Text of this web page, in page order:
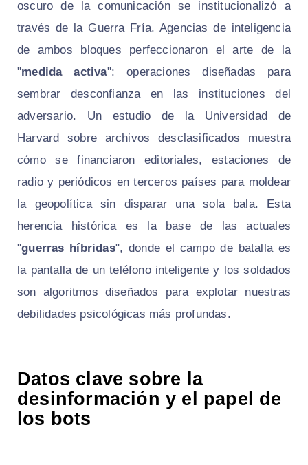
oscuro de la comunicación se institucionalizó a
través de la Guerra Fría. Agencias de inteligencia
de ambos bloques perfeccionaron el arte de la
"medida activa": operaciones diseñadas para
sembrar desconfianza en las instituciones del
adversario. Un estudio de la Universidad de
Harvard sobre archivos desclasificados muestra
cómo se financiaron editoriales, estaciones de
radio y periódicos en terceros países para moldear
la geopolítica sin disparar una sola bala. Esta
herencia histórica es la base de las actuales
"guerras híbridas", donde el campo de batalla es
la pantalla de un teléfono inteligente y los soldados
son algoritmos diseñados para explotar nuestras
debilidades psicológicas más profundas.
Datos clave sobre la
desinformación y el papel de
los bots